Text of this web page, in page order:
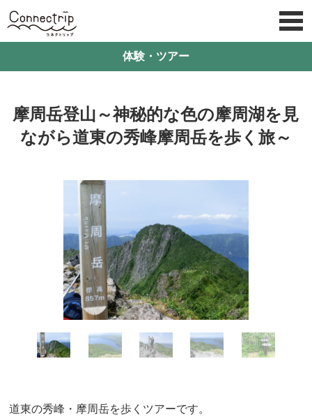
体験・ツアー
摩周岳登山～神秘的な色の摩周湖を見
ながら道東の秀峰摩周岳を歩く旅～
道東の秀峰・摩周岳を歩くツアーです。